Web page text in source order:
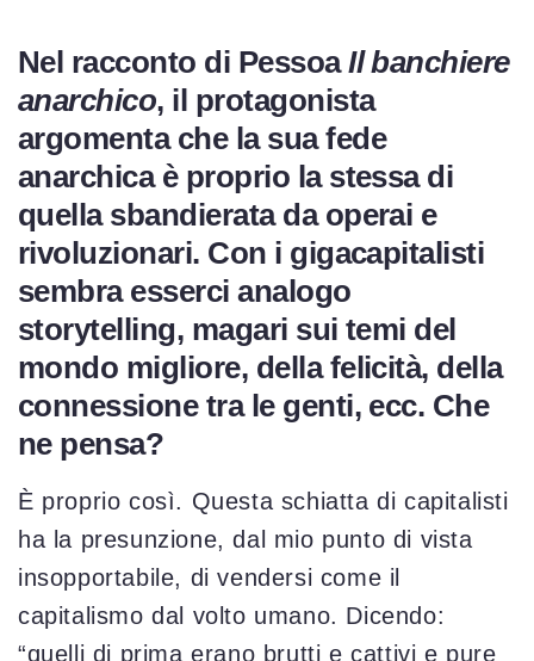
Nel racconto di PessoaIl banchiere
anarchico, il protagonista
argomenta che la sua fede
anarchica è proprio la stessa di
quella sbandierata da operai e
rivoluzionari. Con i gigacapitalisti
sembra esserci analogo
storytelling, magari sui temi del
mondo migliore, della felicità, della
connessione tra le genti, ecc. Che
ne pensa?
È proprio così. Questa schiatta di capitalisti
ha la presunzione, dal mio punto di vista
insopportabile, di vendersi come il
capitalismo dal volto umano. Dicendo:
“quelli di prima erano brutti e cattivi e pure